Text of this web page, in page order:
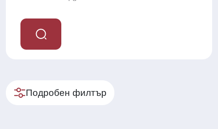
Подробен филтър